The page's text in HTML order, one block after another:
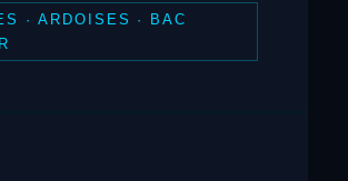
· ARDOISES · BAC